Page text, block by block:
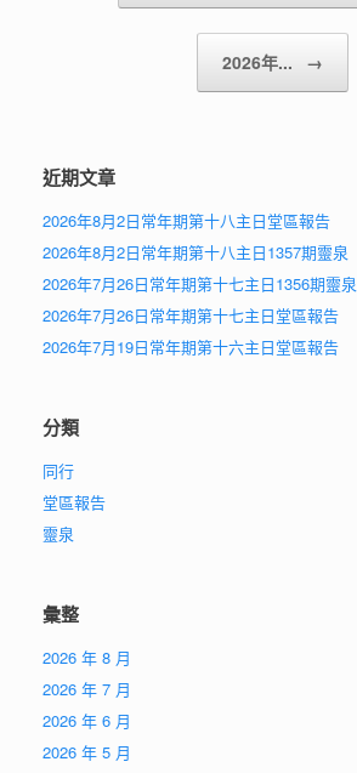
2026年... →
近期文章
2026年8月2日常年期第十八主日堂區報告
2026年8月2日常年期第十八主日1357期靈泉
2026年7月26日常年期第十七主日1356期靈泉
2026年7月26日常年期第十七主日堂區報告
2026年7月19日常年期第十六主日堂區報告
分類
同行
堂區報告
靈泉
彙整
2026 年 8 月
2026 年 7 月
2026 年 6 月
2026 年 5 月